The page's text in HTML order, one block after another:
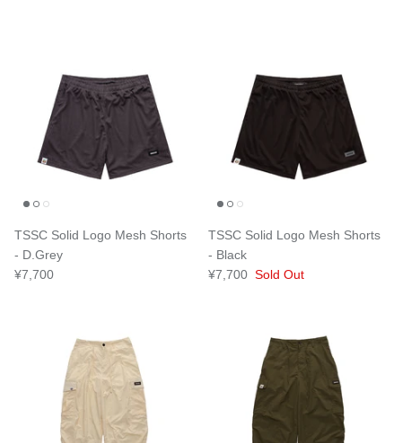
TSSC Solid Logo Mesh Shorts
- D.Grey
¥7,700
TSSC Solid Logo Mesh Shorts
- Black
¥7,700 Sold Out